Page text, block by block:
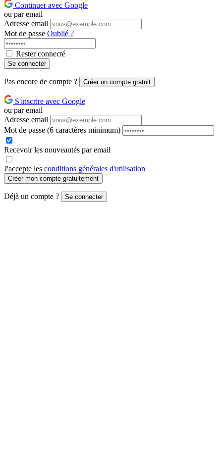
Continuer avec Google
ou par email
Adresse email
Mot de passe Oublié ?
Rester connecté
Se connecter
Pas encore de compte ? Créer un compte gratuit
S'inscrire avec Google
ou par email
Adresse email
Mot de passe (6 caractères minimum)
Recevoir les nouveautés par email
J'accepte les conditions générales d'utilisation
Créer mon compte gratuitement
Déjà un compte ? Se connecter